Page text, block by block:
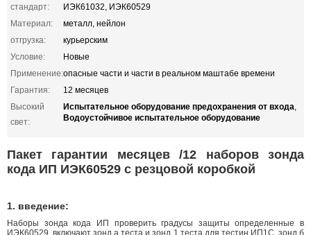
стандарт:
ИЭК61032, ИЭК60529
Материал:
металл, нейлон
отгрузка:
курьерским
Условие:
Новые
Применение:опасные части и части в реальном маштабе времени
Гарантия:
12 месяцев
Высокий
свет:
Испытательное оборудование предохранения от входа,
Водоустойчивое испытательное оборудование
Пакет гарантии месяцев /12 наборов зонда
кода ИП ИЭК60529 с резцовой коробкой
1. введение:
Наборы зонда кода ИП проверить градусы защиты определенные в
ИЭК60529, включают зонд а теста и зонд 1 теста для тестин ИП1С, зонд б